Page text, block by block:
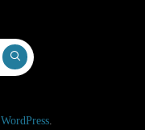
Suchen nach:
WordPress